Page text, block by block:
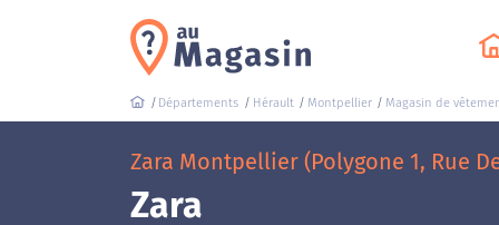
Départements Hérault Montpellier Magasin de
Zara Montpellier (Polygone 1, Rue
Zara